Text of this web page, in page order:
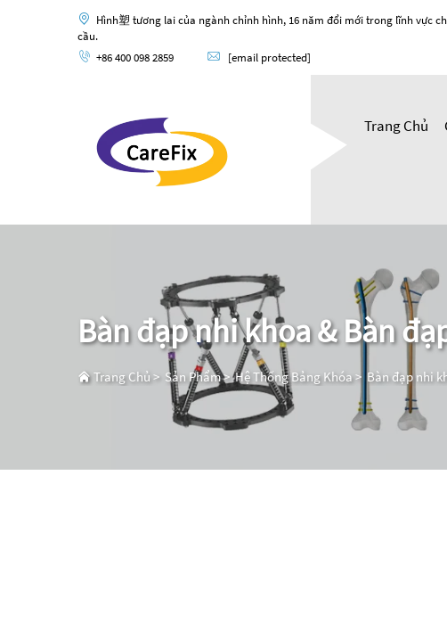
Hình塑 tương lai của ngành chỉnh hình, 16 năm đổi mới trong lĩnh vực
cầu.
+86 400 098 2859
[email protected]
Trang Chủ
Bàn đạp nhi khoa & Bàn
Trang Chủ> Sản Phẩm>Hệ Thống Bảng Khóa> Bàn đạp nhi